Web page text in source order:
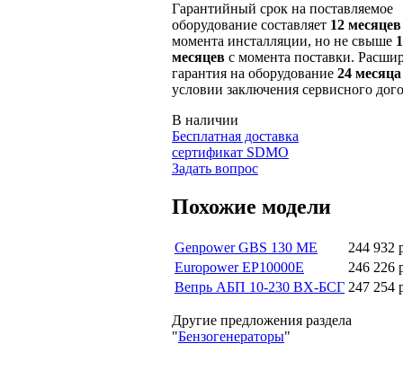
Гарантийный срок на поставляемое
оборудование составляет 12 месяцев
момента инсталляции, но не свыше
месяцев с момента поставки.
гарантия на оборудование 24 месяца
условии заключения сервисного
В наличии
Бесплатная доставка
сертификат SDMO
Задать вопрос
Похожие модели
Genpower GBS 130 ME
244 932
Europower EP10000E
246 226
Вепрь АБП 10-230 ВX-БСГ 247 254
Другие предложения раздела
"Бензогенераторы"